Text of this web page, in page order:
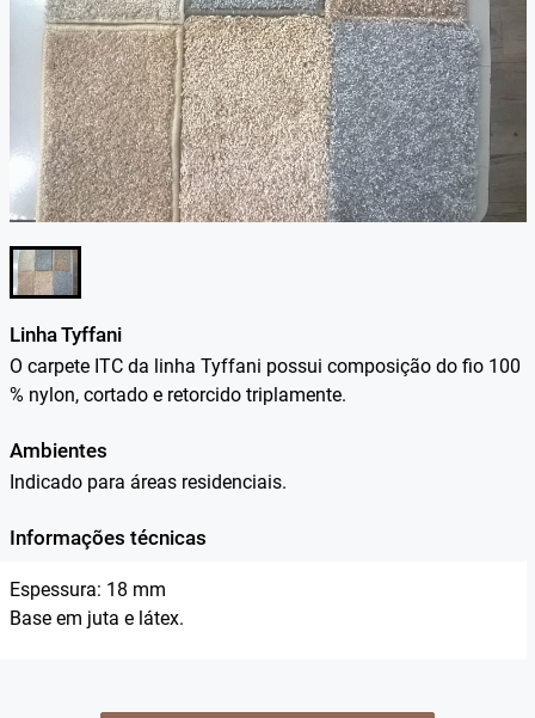
Linha Tyffani
O carpete ITC da linha Tyffani possui composição do fio 100
% nylon, cortado e retorcido triplamente.
Ambientes
Indicado para áreas residenciais.
Informações técnicas
Espessura: 18 mm
Base em juta e látex.